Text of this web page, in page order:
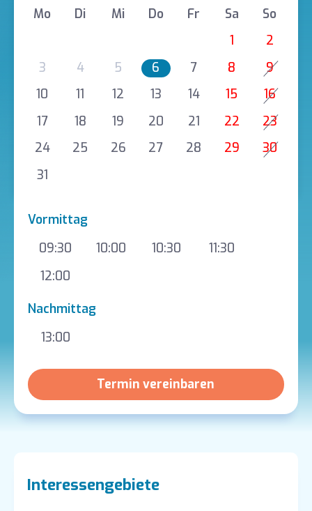
Mo Di Mi Do Fr Sa
So
1
2
3
4 5 6 7 8
9
10
11 12 13 14 15
16
17
18 19 20 21 22
23
24
25 26 27 28 29
30
31
Vormittag
09:30
10:00 10:30
11:30
12:00
Nachmittag
13:00
Termin vereinbaren
Interessengebiete